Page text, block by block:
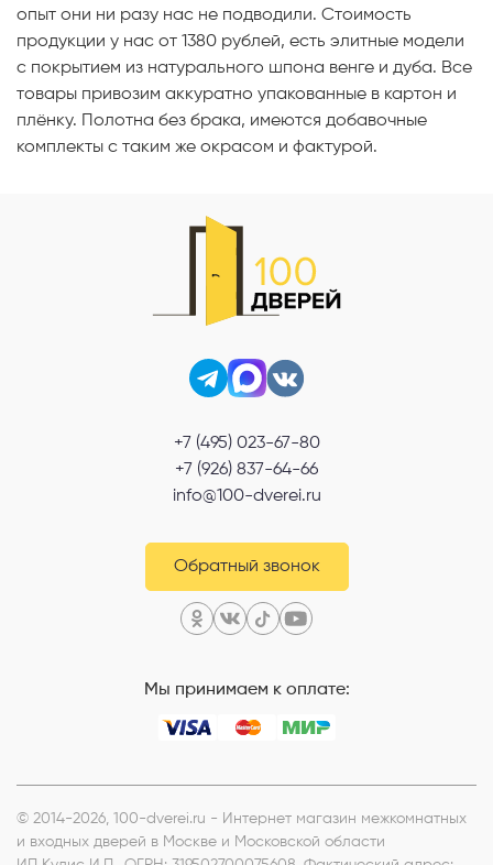
опыт они ни разу нас не подводили. Стоимость
продукции у нас от 1380 рублей, есть элитные модели
с покрытием из натурального шпона венге и дуба. Все
товары привозим аккуратно упакованные в картон и
плёнку. Полотна без брака, имеются добавочные
комплекты с таким же окрасом и фактурой.
+7 (495) 023-67-80
+7 (926) 837-64-66
info@100-dverei.ru
Обратный звонок
Мы принимаем к оплате:
© 2014-2026, 100-dverei.ru - Интернет магазин межкомнатных
и входных дверей в Москве и Московской области